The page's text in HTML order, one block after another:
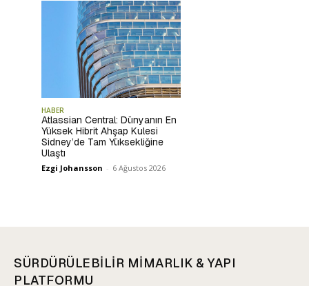
HABER
Atlassian Central: Dünyanın En
Yüksek Hibrit Ahşap Kulesi
Sidney’de Tam Yüksekliğine
Ulaştı
Ezgi Johansson - 6 Ağustos 2026
SÜRDÜRÜLEBİLİR MİMARLIK & YAPI
PLATFORMU